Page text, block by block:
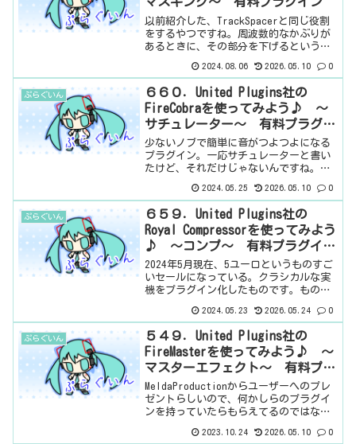
以前紹介した、TrackSpacerと同じ役割
をするやつですね。周波数的なかぶりが
あるときに、その部分を下げるというや
情報ダウンロードはこちら。インストー
ル方法United Plugins Manager...
2024.08.06 2026.05.10 0
ぷらぐいん
６６０．United Plugins社の
FireCobraを使ってみよう♪ ～
サチュレーター～ 有料プラグイ
ン
少ないノブで簡単に音がつよつよになる
プラグイン。一応サチュレーターと書い
たけど、それだけじゃないんですね。ち
96%オフの5ユーロらしいです。基本情報
ダウンロードはこちら。インストール方
法United ...
2024.05.25 2026.05.10 0
ぷらぐいん
６５９．United Plugins社の
Royal Compressorを使ってみよう
♪ ～コンプ～ 有料プラグイン
（無料版あり）
2024年5月現在、5ユーロというものすご
いセールになっている。クラシカルな実
機をプラグイン化したものです。ものす
ンドルに追加されました。ただし無料版
は広告が表示されるようです。基本情報
ダウンロードはこち...
2024.05.23 2026.05.24 0
ぷらぐいん
５４９．United Plugins社の
FireMasterを使ってみよう♪ ～
マスターエフェクト～ 有料プラ
グイン
MeldaProductionからユーザーへのプレ
ゼントらしいので、何かしらのプラグイ
ンを持っていたらもらえてるのではない
MeldaProductionにログインしたら、ち
2023.10.24 2026.05.10 0